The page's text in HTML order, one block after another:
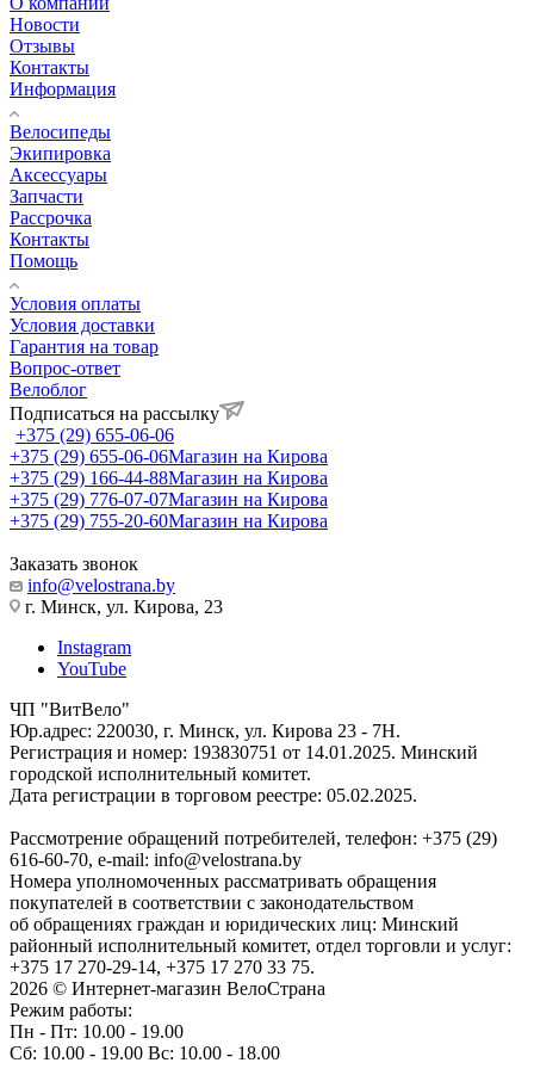
Новости
Отзывы
Контакты
Информация
Велосипеды
Экипировка
Аксессуары
Запчасти
Рассрочка
Контакты
Помощь
Условия оплаты
Условия доставки
Гарантия на товар
Вопрос-ответ
Велоблог
Подписаться на рассылку
+375 (29) 655-06-06
+375 (29) 655-06-06Магазин на Кирова
+375 (29) 166-44-88Магазин на Кирова
+375 (29) 776-07-07Магазин на Кирова
+375 (29) 755-20-60Магазин на Кирова
Заказать звонок
info@velostrana.by
г. Минск, ул. Кирова, 23
Instagram
YouTube
ЧП "ВитВело"
Юр.адрес: 220030, г. Минск, ул. Кирова 23 - 7Н.
Регистрация и номер: 193830751 от 14.01.2025. Минский
городской исполнительный комитет.
Дата регистрации в торговом реестре: 05.02.2025.
Рассмотрение обращений потребителей, телефон: +375 (29)
616-60-70, e-mail: info@velostrana.by
Номера уполномоченных рассматривать обращения
покупателей в соответствии с законодательством
об обращениях граждан и юридических лиц: Минский
районный исполнительный комитет, отдел торговли и услуг:
+375 17 270-29-14, +375 17 270 33 75.
2026 © Интернет-магазин ВелоСтрана
Режим работы:
Пн - Пт: 10.00 - 19.00
Сб: 10.00 - 19.00 Вс: 10.00 - 18.00